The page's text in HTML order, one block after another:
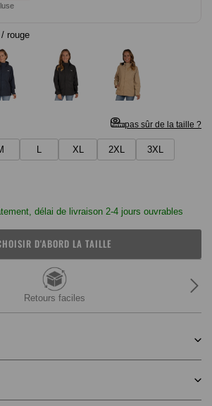
rouge
pas sûr de la taille ?
XL 2XL 3XL
délai de livraison 2-4 jours ouvrables
D'ABORD LA TAILLE
Retours faciles